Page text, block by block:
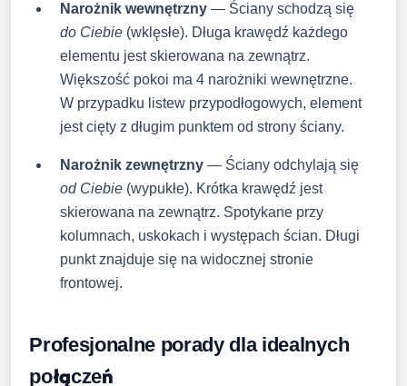
Narożnik wewnętrzny — Ściany schodzą się
do Ciebie (wklęsłe). Długa krawędź każdego
elementu jest skierowana na zewnątrz.
Większość pokoi ma 4 narożniki wewnętrzne.
W przypadku listew przypodłogowych, element
jest cięty z długim punktem od strony ściany.
Narożnik zewnętrzny — Ściany odchylają się
od Ciebie (wypukłe). Krótka krawędź jest
skierowana na zewnątrz. Spotykane przy
kolumnach, uskokach i występach ścian. Długi
punkt znajduje się na widocznej stronie
frontowej.
Profesjonalne porady dla idealnych
połączeń